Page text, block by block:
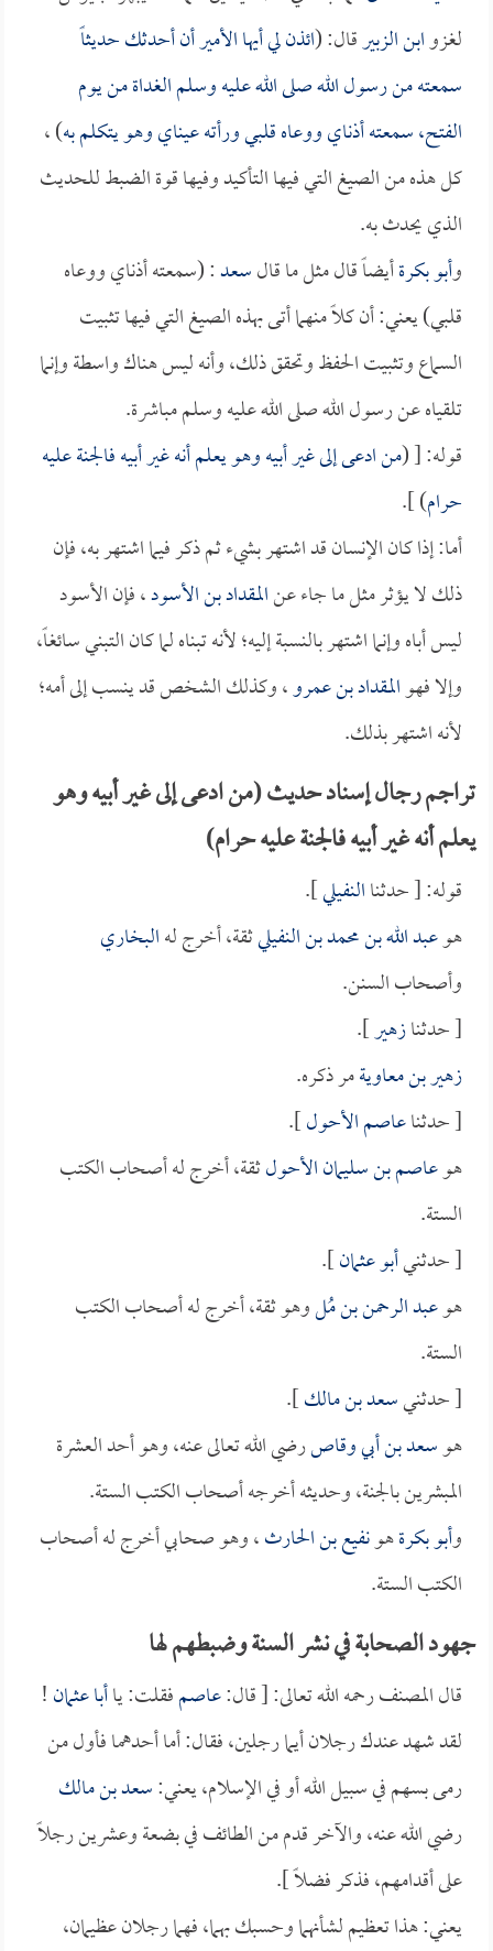
لغزوابن الزبيرقال: (ائذن لي أيها الأمير أن أحدثك حديثاً
سمعته من رسول الله صلى الله عليه وسلم الغداة من يوم
الفتح، سمعته أذناي ووعاه قلبي ورأته عيناي وهو يتكلم به) ،
كل هذه من الصيغ التي فيها التأكيد وفيها قوة الضبط للحديث
الذي يحدث به.
وأبو بكرةأيضاً قال مثل ما قالسعد: (سمعته أذناي ووعاه
قلبي) يعني: أن كلاً منهما أتى بهذه الصيغ التي فيها تثبيت
السماع وتثبيت الحفظ وتحقق ذلك، وأنه ليس هناك واسطة وإنما
تلقياه عن رسول الله صلى الله عليه وسلم مباشرة.
قوله: [ (من ادعى إلى غير أبيه وهو يعلم أنه غير أبيه فالجنة عليه
حرام) ].
أما: إذا كان الإنسان قد اشتهر بشيء ثم ذكر فيما اشتهر به، فإن
ذلك لا يؤثر مثل ما جاء عنالمقداد بن الأسود، فإن الأسود
ليس أباه وإنما اشتهر بالنسبة إليه؛ لأنه تبناه لما كان التبني سائغاً،
وإلا فهوالمقداد بن عمرو، وكذلك الشخص قد ينسب إلى أمه؛
لأنه اشتهر بذلك.
تراجم رجال إسناد حديث (من ادعى إلى غير أبيه وهو
يعلم أنه غير أبيه فالجنة عليه حرام)
قوله: [ حدثناالنفيلي].
هوعبد الله بن محمد بن النفيليثقة، أخرج لهالبخاري
وأصحاب السنن.
[ حدثنازهير].
زهير بن معاويةمر ذكره.
[ حدثناعاصم الأحول].
هوعاصم بن سليمان الأحولثقة، أخرج له أصحاب الكتب
الستة.
[ حدثنيأبو عثمان].
هوعبد الرحمن بن مُلوهو ثقة، أخرج له أصحاب الكتب
الستة.
[ حدثنيسعد بن مالك].
هوسعد بن أبي وقاصرضي الله تعالى عنه، وهو أحد العشرة
المبشرين بالجنة، وحديثه أخرجه أصحاب الكتب الستة.
وأبو بكرةهونفيع بن الحارث، وهو صحابي أخرج له أصحاب
الكتب الستة.
جهود الصحابة في نشر السنة وضبطهم لها
قال المصنف رحمه الله تعالى: [ قال:عاصمفقلت: ياأبا عثمان!
لقد شهد عندك رجلان أيما رجلين، فقال: أما أحدهما فأول من
رمى بسهم في سبيل الله أو في الإسلام، يعني:سعد بن مالك
رضي الله عنه، والآخر قدم من الطائف في بضعة وعشرين رجلاً
على أقدامهم، فذكر فضلاً ].
يعني: هذا تعظيم لشأنهما وحسبك بهما، فهما رجلان عظيمان،